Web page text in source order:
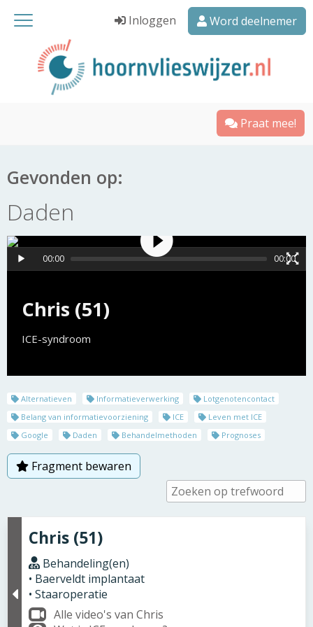
Inloggen Word deelnemer
Praat mee!
Gevonden op:
Daden
Chris (51)
ICE-syndroom
00:00 00:00
Alternatieven Informatieverwerking
Lotgenotencontact
Belang van informatievoorziening
ICE
Leven met ICE
Google
Daden Behandelmethoden Prognoses
Fragment bewaren
Chris (51)
Behandeling(en)
• Baerveldt implantaat
• Staaroperatie
Alle video's van Chris